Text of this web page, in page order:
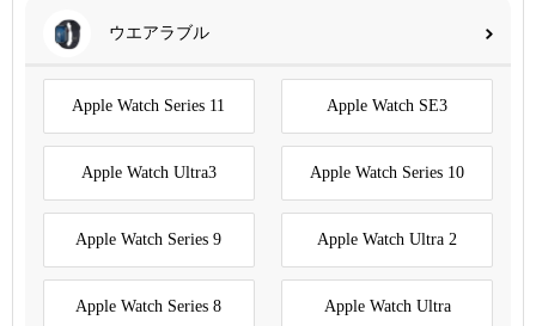
ウエアラブル
Apple Watch Series 11 Apple Watch SE3
Apple Watch Ultra3 Apple Watch Series 10
Apple Watch Series 9 Apple Watch Ultra 2
Apple Watch Series 8 Apple Watch Ultra